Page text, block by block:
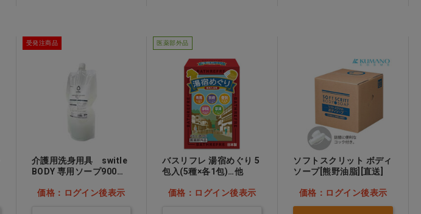
受発注商品
介護用洗身用具 switle
BODY 専用ソープ900mL
価格：ログイン後表示
医薬部外品
バスリフレ 湯宿めぐり 5
包入(5種×各1包)…他
価格：ログイン後表示
ソフトスクリット ボディ
ソープ[熊野油脂][直送]
価格：ログイン後表示